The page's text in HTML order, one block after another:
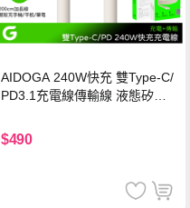
AIDOGA 240W快充 雙Type-C/
PD3.1充電線傳輸線 液態矽膠
機/平板/筆電
$490